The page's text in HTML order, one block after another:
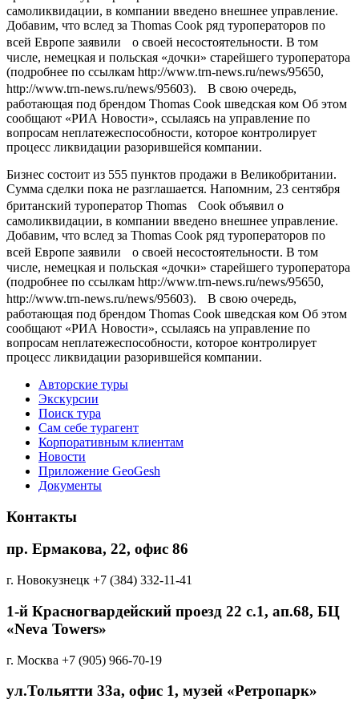
самоликвидации, в компании введено внешнее управление.
Добавим, что вслед за Thomas Cook ряд туроператоров по
всей Европе заявили о своей несостоятельности. В том
числе, немецкая и польская «дочки» старейшего туроператора
(подробнее по ссылкам http://www.trn-news.ru/news/95650,
http://www.trn-news.ru/news/95603). В свою очередь,
работающая под брендом Thomas Cook шведская ком Об этом
сообщают «РИА Новости», ссылаясь на управление по
вопросам неплатежеспособности, которое контролирует
процесс ликвидации разорившейся компании.
Бизнес состоит из 555 пунктов продажи в Великобритании.
Сумма сделки пока не разглашается. Напомним, 23 сентября
британский туроператор Thomas Cook объявил о
самоликвидации, в компании введено внешнее управление.
Добавим, что вслед за Thomas Cook ряд туроператоров по
всей Европе заявили о своей несостоятельности. В том
числе, немецкая и польская «дочки» старейшего туроператора
(подробнее по ссылкам http://www.trn-news.ru/news/95650,
http://www.trn-news.ru/news/95603). В свою очередь,
работающая под брендом Thomas Cook шведская ком Об этом
сообщают «РИА Новости», ссылаясь на управление по
вопросам неплатежеспособности, которое контролирует
процесс ликвидации разорившейся компании.
Авторские туры
Экскурсии
Поиск тура
Cам себе турагент
Корпоративным клиентам
Новости
Приложение GeoGesh
Документы
Контакты
пр. Ермакова, 22, офис 86
г. Новокузнецк +7 (384) 332-11-41
1-й Красногвардейский проезд 22 с.1, aп.68, БЦ
«Neva Towers»
г. Москва +7 (905) 966-70-19
ул.Тольятти 33а, офис 1, музей «Ретропарк»